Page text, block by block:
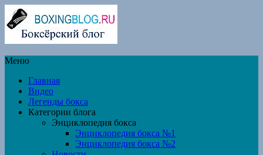
Меню
Главная
Видео
Легенды бокса
Категории блога
Энциклопедия бокса
Энциклопедия бокса №1
Энциклопедия бокса №2